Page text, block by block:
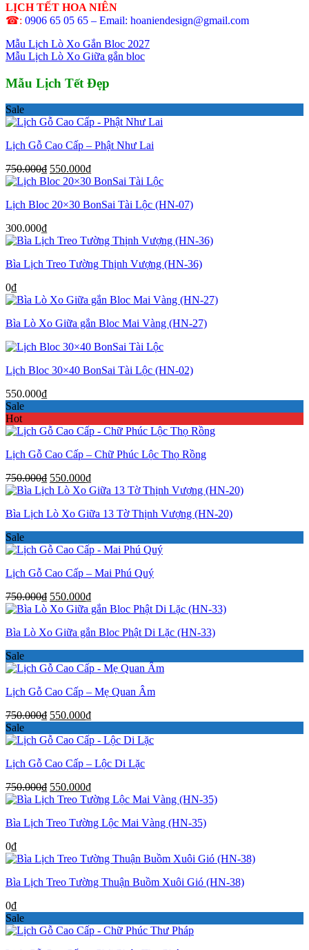
LỊCH TẾT HOA NIÊN
☎: 0906 65 05 65 – Email: hoaniendesign@gmail.com
Mẫu Lịch Lò Xo Gắn Bloc 2027
Mẫu Lịch Lò Xo Giữa gắn bloc
Mẫu Lịch Tết Đẹp
Sale
Lịch Gỗ Cao Cấp – Phật Như Lai
750.000₫ Giá
gốc
750.000₫.
550.000₫Giá
hiện
là:
Lịch Bloc 20×30 BonSai Tài Lộc (HN-07)
300.000₫
Bìa Lịch Treo Tường Thịnh Vượng (HN-36)
0₫
Bìa Lò Xo Giữa gắn Bloc Mai Vàng (HN-27)
Lịch Bloc 30×40 BonSai Tài Lộc (HN-02)
550.000₫
Sale
Hot
Lịch Gỗ Cao Cấp – Chữ Phúc Lộc Thọ Rồng
750.000₫ Giá
gốc
750.000₫.
550.000₫Giá
hiện
là:
Bìa Lịch Lò Xo Giữa 13 Tờ Thịnh Vượng (HN-20)
Sale
Lịch Gỗ Cao Cấp – Mai Phú Quý
750.000₫ Giá
gốc
750.000₫.
550.000₫Giá
hiện
là:
Bìa Lò Xo Giữa gắn Bloc Phật Di Lặc (HN-33)
Sale
Lịch Gỗ Cao Cấp – Mẹ Quan Âm
750.000₫ Giá
là:
550.000₫Giá
tại
550.000₫.
Sale
Lịch Gỗ Cao Cấp – Lộc Di Lặc
750.000₫ Giá
gốc
750.000₫.
550.000₫Giá
hiện
là:
Bìa Lịch Treo Tường Lộc Mai Vàng (HN-35)
0₫
Bìa Lịch Treo Tường Thuận Buồm Xuôi Gió (HN-38)
0₫
Sale